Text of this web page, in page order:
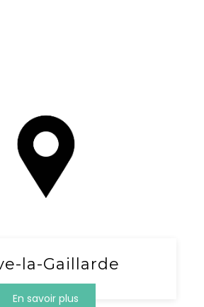
la-Gaillarde
En savoir plus